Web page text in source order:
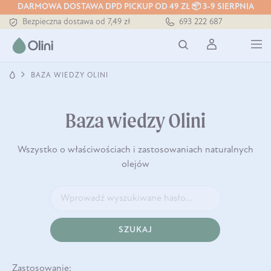
DARMOWA DOSTAWA DPD PICKUP OD 49 ZŁ 📦 3-9 SIERPNIA
Bezpieczna dostawa od 7,49 zł
Darmowa dostawa od 199 zł
Tłoczony zawsze na zimno
693 222 687
BAZA WIEDZY OLINI
Baza wiedzy Olini
Wszystko o właściwościach i zastosowaniach naturalnych
olejów
SZUKAJ
Zastosowanie: